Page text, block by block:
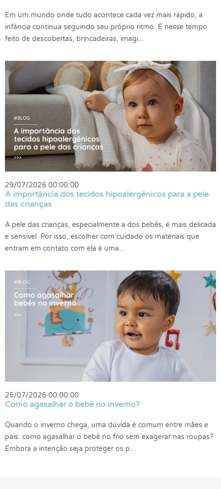
Em um mundo onde tudo acontece cada vez mais rápido, a
infância continua seguindo seu próprio ritmo. É nesse tempo
feito de descobertas, brincadeiras, imagi...
29/07/2026 00:00:00
A importância dos tecidos hipoalergênicos para a pele
das crianças
A pele das crianças, especialmente a dos bebês, é mais delicada
e sensível. Por isso, escolher com cuidado os materiais que
entram em contato com ela é uma...
25/07/2026 00:00:00
Como agasalhar o bebê no inverno?
Quando o inverno chega, uma dúvida é comum entre mães e
pais: como agasalhar o bebê no frio sem exagerar nas roupas?
Embora a intenção seja proteger os p...